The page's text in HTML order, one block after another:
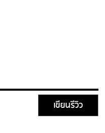
เขียนรีวิว